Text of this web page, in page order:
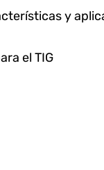
y
el TIG